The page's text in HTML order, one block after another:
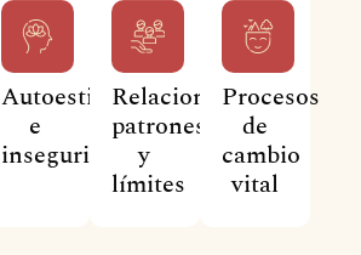
Autoestima
e
inseguridad
Relaciones,
patrones
y
límites
Procesos
de
cambio
vital